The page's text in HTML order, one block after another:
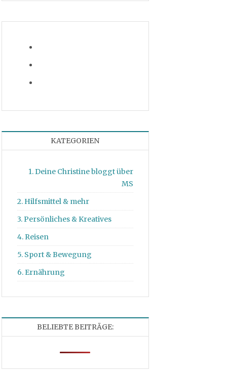
KATEGORIEN
1. Deine Christine bloggt über
MS
2. Hilfsmittel & mehr
3. Persönliches & Kreatives
4. Reisen
5. Sport & Bewegung
6. Ernährung
BELIEBTE BEITRÄGE: